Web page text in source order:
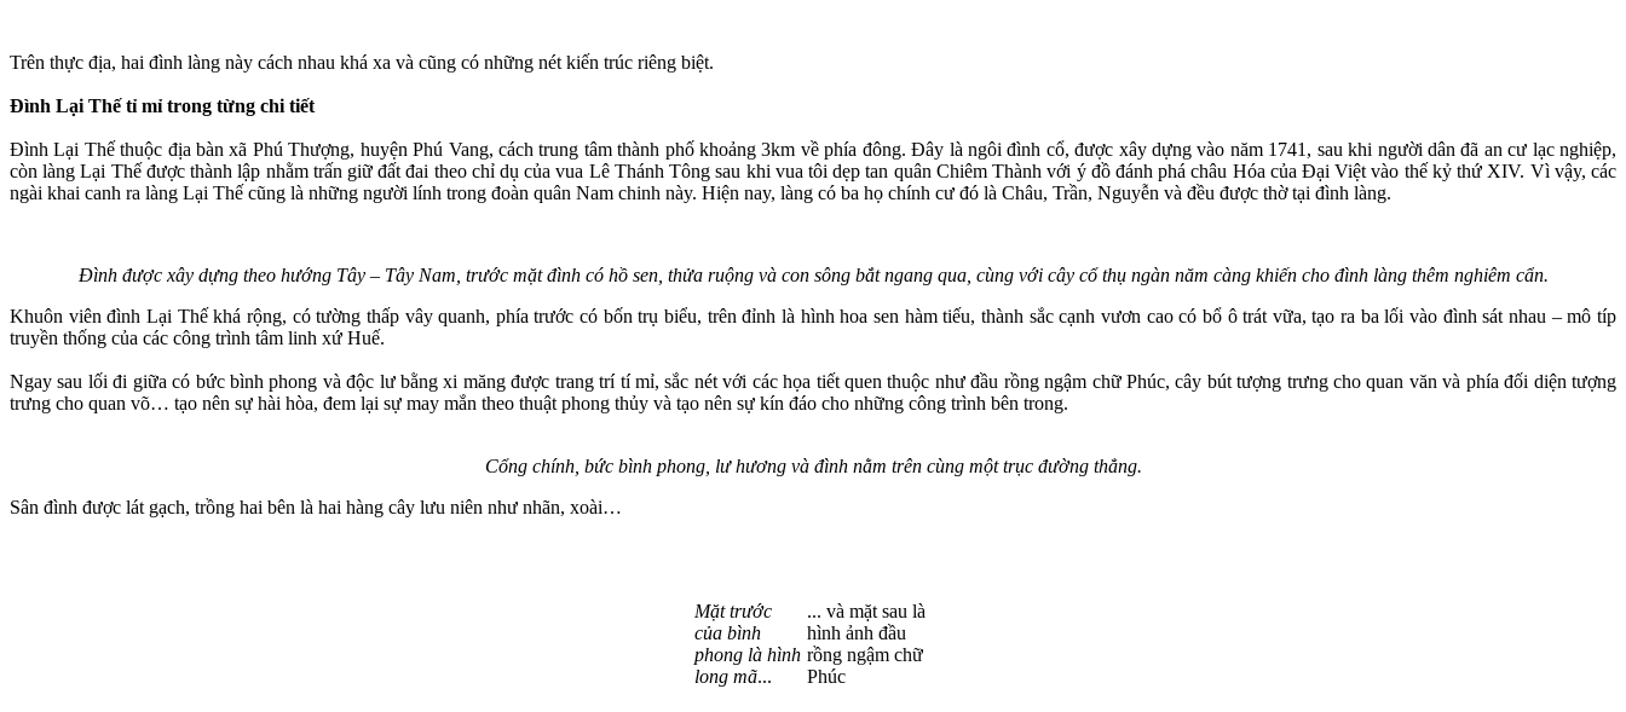
Trên thực địa, hai đình làng này cách nhau khá xa và cũng có những nét kiến trúc riêng biệt.
Đình Lại Thế tỉ mỉ trong từng chi tiết
Đình Lại Thế thuộc địa bàn xã Phú Thượng, huyện Phú Vang, cách trung tâm thành phố khoảng 3km về phía đông. Đây là ngôi đình cổ, được xây dựng vào năm 1741, sau khi người dân đã an cư lạc nghiệp,
còn làng Lại Thế được thành lập nhằm trấn giữ đất đai theo chỉ dụ của vua Lê Thánh Tông sau khi vua tôi dẹp tan quân Chiêm Thành với ý đồ đánh phá châu Hóa của Đại Việt vào thế kỷ thứ XIV. Vì vậy, các
ngài khai canh ra làng Lại Thế cũng là những người lính trong đoàn quân Nam chinh này. Hiện nay, làng có ba họ chính cư đó là Châu, Trần, Nguyễn và đều được thờ tại đình làng.
Đình được xây dựng theo hướng Tây – Tây Nam, trước mặt đình có hồ sen, thửa ruộng và con sông bắt ngang qua, cùng với cây cổ thụ ngàn năm càng khiến cho đình làng thêm nghiêm cẩn.
Khuôn viên đình Lại Thế khá rộng, có tường thấp vây quanh, phía trước có bốn trụ biểu, trên đỉnh là hình hoa sen hàm tiếu, thành sắc cạnh vươn cao có bổ ô trát vữa, tạo ra ba lối vào đình sát nhau – mô típ
truyền thống của các công trình tâm linh xứ Huế.
Ngay sau lối đi giữa có bức bình phong và độc lư bằng xi măng được trang trí tí mỉ, sắc nét với các họa tiết quen thuộc như đầu rồng ngậm chữ Phúc, cây bút tượng trưng cho quan văn và phía đối diện tượng
trưng cho quan võ… tạo nên sự hài hòa, đem lại sự may mắn theo thuật phong thủy và tạo nên sự kín đáo cho những công trình bên trong.
Cổng chính, bức bình phong, lư hương và đình nằm trên cùng một trục đường thẳng.
Sân đình được lát gạch, trồng hai bên là hai hàng cây lưu niên như nhãn, xoài…
Mặt trước
của bình
phong là hình
long mã...
... và mặt sau là
hình ảnh đầu
rồng ngậm chữ
Phúc